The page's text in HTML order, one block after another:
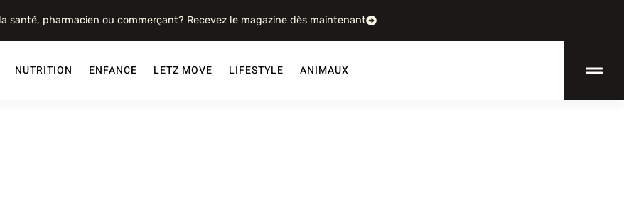
santé, pharmacien ou commerçant? Recevez le magazine dès maintenant
NUTRITION ENFANCE LETZ MOVE LIFESTYLE ANIMAUX